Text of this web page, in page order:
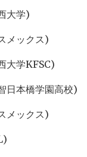
大学)
メックス)
大学KFSC)
日本橋学園高校)
メックス)